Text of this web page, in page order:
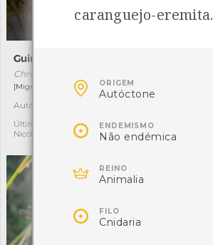
Guincho-comum
Chroicocephalus ridibundus
[Migrador]
Autóctone
Última observação por:
Nicole Viana
Nicole Viana
caranguejo-eremita.
 ORIGEM
Autóctone
 ENDEMISMO
Não endémica
 REINO
Animalia
 FILO
Cnidaria